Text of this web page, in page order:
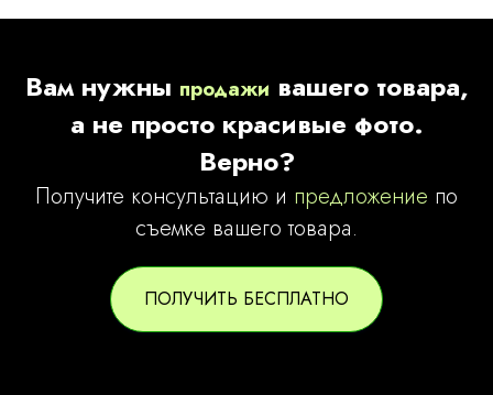
Вам нужны продажи вашего товара,
а не просто красивые фото.
Верно?
Получите консультацию и предложение по
съемке вашего товара.
ПОЛУЧИТЬ БЕСПЛАТНО